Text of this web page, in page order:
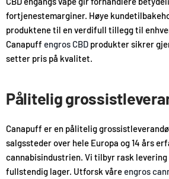
fortjenestemarginer. Høye
produktene til en verdifull tillegg til
Canapuff engros CBD produkter sikrer
setter pris på kvalitet.
Pålitelig
Canapuff er en pålitelig
salgssteder over hele Europa og 14 års
cannabisindustrien. Vi tilbyr rask
fullstendig lager. Utforsk våreengros